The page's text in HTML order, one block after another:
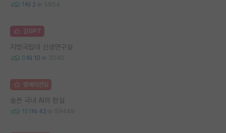
1 2 5954
김GPT
지방국립대 신생연구실
0 10 3040
명예의전당
슬픈 국내 AI의 현실
151 42 59449